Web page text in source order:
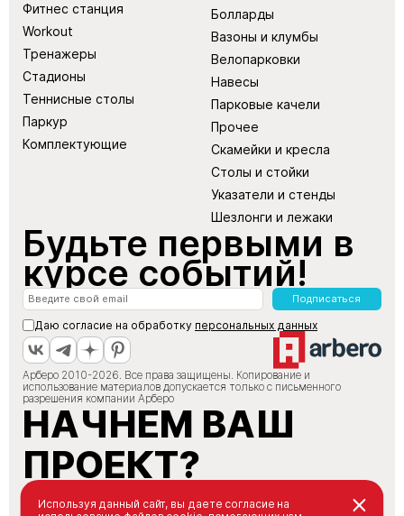
Фитнес станция
Workout
Тренажеры
Стадионы
Теннисные столы
Паркур
Комплектующие
Болларды
Вазоны и клумбы
Велопарковки
Навесы
Парковые качели
Прочее
Скамейки и кресла
Столы и стойки
Указатели и стенды
Шезлонги и лежаки
Будьте первыми в
курсе событий!
Подписаться
Даю согласие на обработку персональных данных
Арберо 2010-2026. Все права защищены. Копирование и
использование материалов допускается только с письменного
разрешения компании Арберо
НАЧНЕМ ВАШ
ПРОЕКТ?
+7 (495) 147-66-88
Используя данный сайт, вы даете согласие на